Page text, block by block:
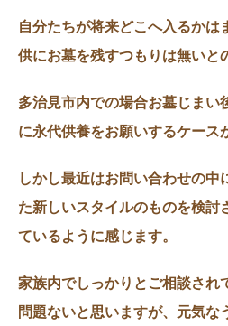
自分たちが将来どこへ入るかは
供にお墓を残すつもりは無いと
多治見市内での場合お墓じまい
に永代供養をお願いするケース
しかし最近はお問い合わせの中
た新しいスタイルのものを検討
ているように感じます。
家族内でしっかりとご相談され
問題ないと思いますが、元気な